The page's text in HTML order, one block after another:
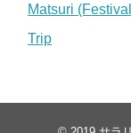
Matsuri
Trip